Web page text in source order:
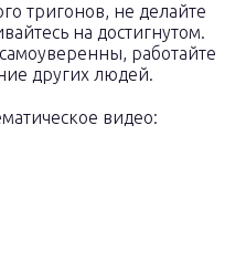
тригонов, не делайте
на достигнутом.
работайте
других людей.
видео: